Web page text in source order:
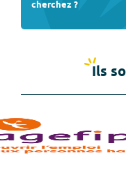
cherchez ?
Ils